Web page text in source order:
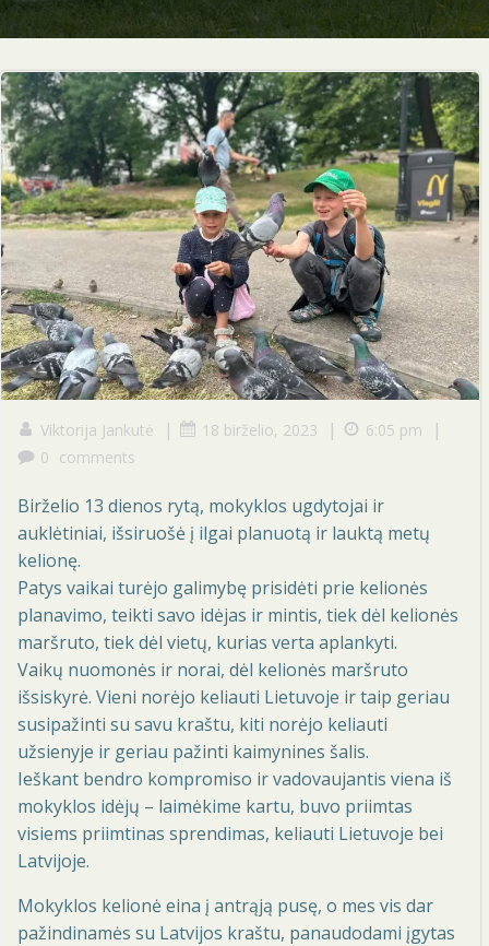
Viktorija Jankutė | 18 birželio, 2023 | 6:05 pm |
0 comments
Birželio 13 dienos rytą, mokyklos ugdytojai ir
auklėtiniai, išsiruošė į ilgai planuotą ir lauktą metų
kelionę.
Patys vaikai turėjo galimybę prisidėti prie kelionės
planavimo, teikti savo idėjas ir mintis, tiek dėl kelionės
maršruto, tiek dėl vietų, kurias verta aplankyti.
Vaikų nuomonės ir norai, dėl kelionės maršruto
išsiskyrė. Vieni norėjo keliauti Lietuvoje ir taip geriau
susipažinti su savu kraštu, kiti norėjo keliauti
užsienyje ir geriau pažinti kaimynines šalis.
Ieškant bendro kompromiso ir vadovaujantis viena iš
mokyklos idėjų – laimėkime kartu, buvo priimtas
visiems priimtinas sprendimas, keliauti Lietuvoje bei
Latvijoje.
Mokyklos kelionė eina į antrąją pusę, o mes vis dar
pažindinamės su Latvijos kraštu, panaudodami įgytas